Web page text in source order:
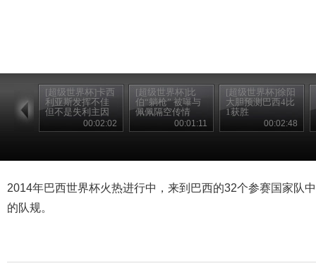
[超级世界杯]卡西
利亚斯发挥不佳
但不是失利主因
00:02:02
[超级世界杯]比
伯“躺枪” 被曝与
佩佩隔空传情
00:01:11
[超级世界杯]徐阳
大胆预测巴西4比
1获胜
00:02:48
2014年巴西世界杯火热进行中，来到巴西的32个参赛国家队
的队规。